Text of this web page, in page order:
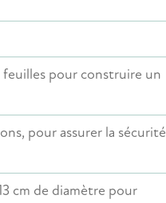
pour construire un
pour assurer la sécurité
cm de diamètre pour